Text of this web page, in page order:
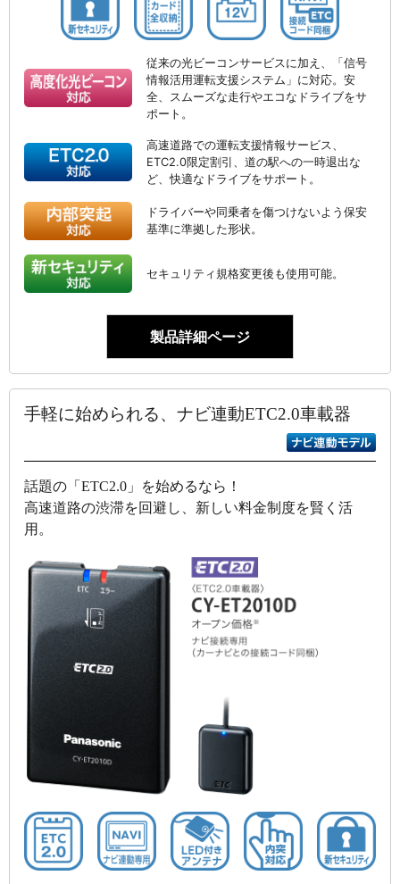
従来の光ビーコンサービスに加え、「信号
情報活用運転支援システム」に対応。安
全、スムーズな走行やエコなドライブをサ
ポート。
高速道路での運転支援情報サービス、
ETC2.0限定割引、道の駅への一時退出な
ど、快適なドライブをサポート。
ドライバーや同乗者を傷つけないよう保安
基準に準拠した形状。
セキュリティ規格変更後も使用可能。
製品詳細ページ
手軽に始められる、ナビ連動ETC2.0車載器
話題の「ETC2.0」を始めるなら！
高速道路の渋滞を回避し、新しい料金制度を賢く活
用。